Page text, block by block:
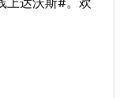
上达沃斯#。欢